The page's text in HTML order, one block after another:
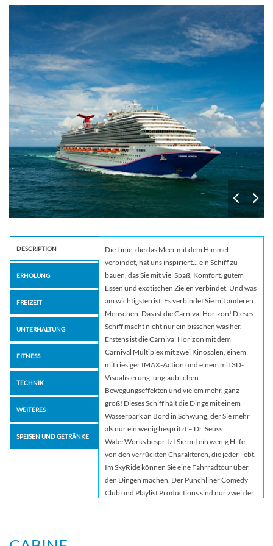
DESCRIPTION
ERHOLUNG
FREIZEIT
UNTERHALTUNG
FITNESS
TECHNIK
WEITERES
SPEISEN UND GETRÄNKE
Die Linie, die das Meer mit dem Himmel
verbindet, hat uns inspiriert… ein Schiff zu
bauen, das Sie mit viel Spaß, Komfort, gutem
Essen und exotischen Zielen verbindet. Und was
am wichtigsten ist: Es verbindet Sie mit anderen
Menschen. Das ist die Carnival Horizon! Dieses
Schiff macht nicht nur ein bisschen was her.
Erstens ist die Carnival Horizon mit dem
Carnival Multiplex mit zwei Kinosälen, einem
mit riesiger IMAX-Action und einem mit 3D-
Visualisierung, unglaublichen
Bewegungseffekten und vielem mehr, ganz
groß! Dieses Schiff hält die Dinge mit einem
Wasserpark an Bord in Schwung, der Sie mehr
als nur ein wenig bespritzt – Dr. Seuss
WaterWorks bespritzt Sie mit ein wenig Hilfe
von den verrückten Charakteren, die jeder liebt.
Im SkyRide können Sie eine Fahrradtour über
den Dingen machen. Der Punchliner Comedy
Club und Playlist Productions sind nur zwei der